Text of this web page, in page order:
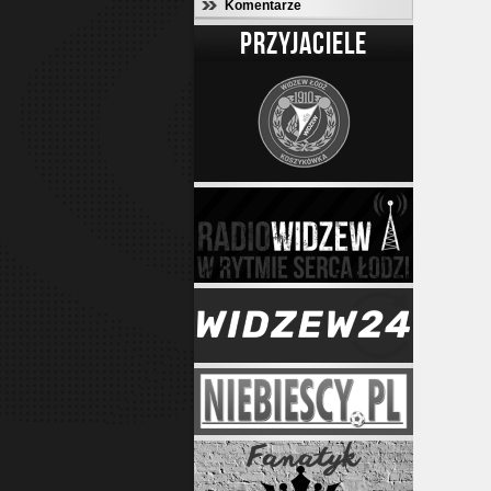
Komentarze
PRZYJACIELE